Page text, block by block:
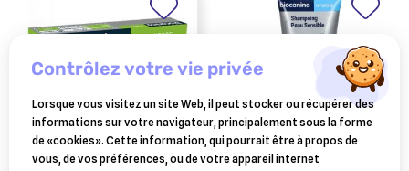
BIOCANINA BIOCANINA
contrôlez votre vie privée
Lorsque vous visitez un site Web, il peut stocker ou récupérer des
informations sur votre navigateur, principalement sous la forme
de «cookies». Cette information, qui pourrait être à propos de
vous, de vos préférences, ou de votre appareil internet